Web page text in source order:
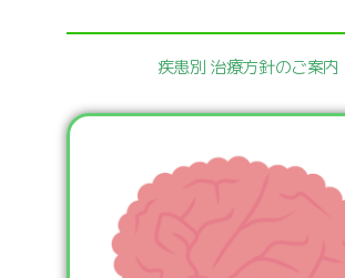
疾患別 治療方針のご案内